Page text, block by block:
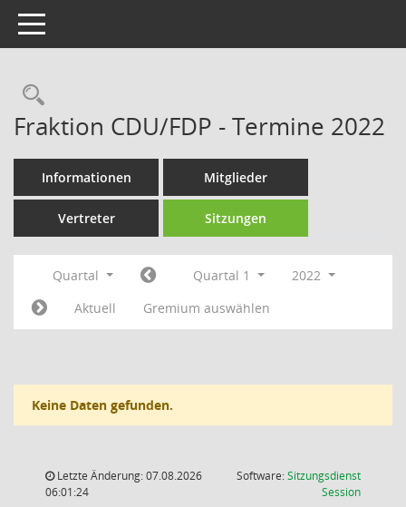
Toggle navigation
Rechercheauswahl
Fraktion CDU/FDP - Termine 2022
Informationen Mitglieder
Vertreter Sitzungen
Quartal Quartal 1
2022
Aktuell
Gremium auswählen
Keine Daten gefunden.
Letzte Änderung: 07.08.2026
06:01:24
Software:Sitzungsdienst
Session(Wird in